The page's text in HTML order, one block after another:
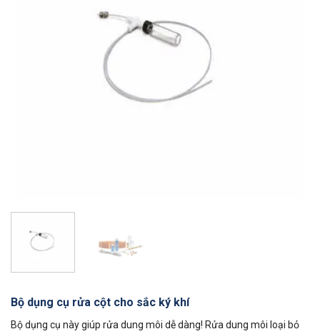
Bộ dụng cụ rửa cột cho sắc ký khí
Bộ dụng cụ này giúp rửa dung môi dễ dàng! Rửa dung môi loại bỏ